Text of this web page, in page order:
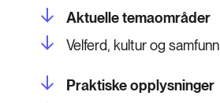
Aktuelle temaområder
Velferd, kultur og samfunn
Praktiske opplysninger